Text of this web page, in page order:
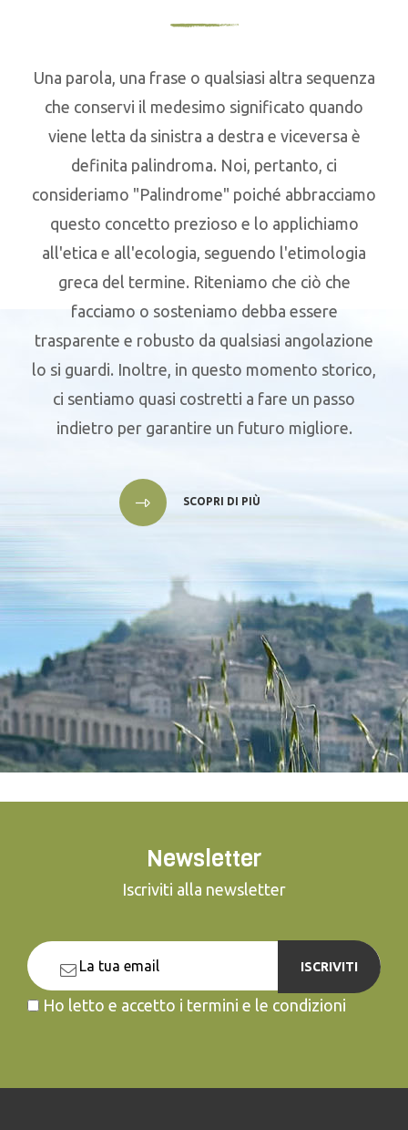
Una parola, una frase o qualsiasi altra sequenza
che conservi il medesimo significato quando
viene letta da sinistra a destra e viceversa è
definita palindroma. Noi, pertanto, ci
consideriamo "Palindrome" poiché abbracciamo
questo concetto prezioso e lo applichiamo
all'etica e all'ecologia, seguendo l'etimologia
greca del termine. Riteniamo che ciò che
facciamo o sosteniamo debba essere
trasparente e robusto da qualsiasi angolazione
lo si guardi. Inoltre, in questo momento storico,
ci sentiamo quasi costretti a fare un passo
indietro per garantire un futuro migliore.
SCOPRI DI PIÙ
Newsletter
Iscriviti alla newsletter
ISCRIVITI
Ho letto e accetto i termini e le condizioni